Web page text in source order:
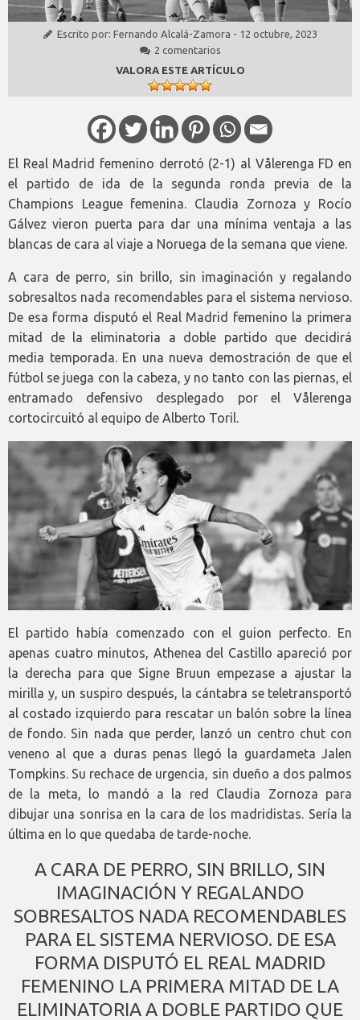
Escrito por: Fernando Alcalá-Zamora - 12 octubre, 2023
2 comentarios
VALORA ESTE ARTÍCULO
El Real Madrid femenino derrotó (2-1) al Vålerenga FD en
el partido de ida de la segunda ronda previa de la
Champions League femenina. Claudia Zornoza y Rocío
Gálvez vieron puerta para dar una mínima ventaja a las
blancas de cara al viaje a Noruega de la semana que viene.
A cara de perro, sin brillo, sin imaginación y regalando
sobresaltos nada recomendables para el sistema nervioso.
De esa forma disputó el Real Madrid femenino la primera
mitad de la eliminatoria a doble partido que decidirá
media temporada. En una nueva demostración de que el
fútbol se juega con la cabeza, y no tanto con las piernas, el
entramado defensivo desplegado por el Vålerenga
cortocircuitó al equipo de Alberto Toril.
El partido había comenzado con el guion perfecto. En
apenas cuatro minutos, Athenea del Castillo apareció por
la derecha para que Signe Bruun empezase a ajustar la
mirilla y, un suspiro después, la cántabra se teletransportó
al costado izquierdo para rescatar un balón sobre la línea
de fondo. Sin nada que perder, lanzó un centro chut con
veneno al que a duras penas llegó la guardameta Jalen
Tompkins. Su rechace de urgencia, sin dueño a dos palmos
de la meta, lo mandó a la red Claudia Zornoza para
dibujar una sonrisa en la cara de los madridistas. Sería la
última en lo que quedaba de tarde-noche.
A CARA DE PERRO, SIN BRILLO, SIN
IMAGINACIÓN Y REGALANDO
SOBRESALTOS NADA RECOMENDABLES
PARA EL SISTEMA NERVIOSO. DE ESA
FORMA DISPUTÓ EL REAL MADRID
FEMENINO LA PRIMERA MITAD DE LA
ELIMINATORIA A DOBLE PARTIDO QUE